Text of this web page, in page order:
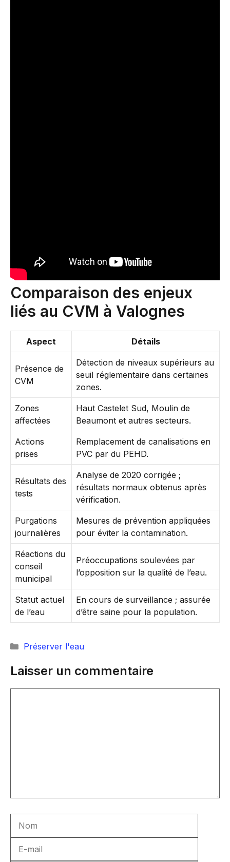
Comparaison des enjeux
liés au CVM à Valognes
Aspect Détails
Présence de
CVM
Détection de niveaux supérieurs au
seuil réglementaire dans certaines
zones.
Zones
affectées
Haut Castelet Sud, Moulin de
Beaumont et autres secteurs.
Actions
prises
Remplacement de canalisations en
PVC par du PEHD.
Résultats des
tests
Analyse de 2020 corrigée ;
résultats normaux obtenus après
vérification.
Purgations
journalières
Mesures de prévention appliquées
pour éviter la contamination.
Réactions du
conseil
municipal
Préoccupations soulevées par
l’opposition sur la qualité de l’eau.
Statut actuel
de l’eau
En cours de surveillance ; assurée
d’être saine pour la population.
Catégories
Préserver l'eau
Laisser un commentaire